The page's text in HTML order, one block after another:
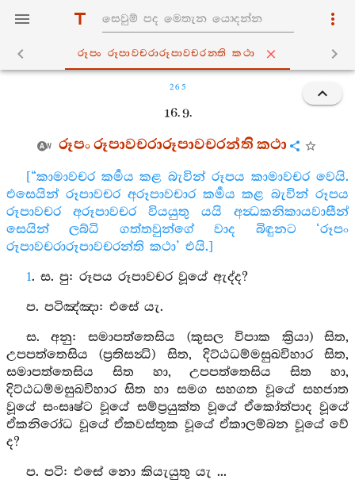
රූපං රූපාවචරාරූපාවචරන‍්ති කථා
265
16. 9.
රූපං රූපාවචරාරූපාවචරන්ති කථා
[“කාමාවචර කර්‍මය කළ බැවින් රූපය කාමාවචර වෙයි.
එසෙයින් රූපාවචර අරූපාවචාර කර්‍මය කළ බැවින් රූපය
රූපාවචර අරූපාවචර වියයුතු යයි අන්‍ධකනිකායවාසීන්
සෙයින් ලබ්ධි ගත්තවුන්ගේ වාද බිඳුනට ‘රූපං
රූපාවචරාරූපාවචරන්ති කථා’ එයි.]
1. ස. පු: රූපය රූපාවචර වූයේ ඇද්ද?
ප. පටිඤ්‍ඤා: එසේ යැ.
ස. අනු: සමාපත්තෙසිය (කුසල විපාක ක්‍රියා) සිත,
උපපත්තෙසිය (ප්‍රතිසන්‍ධි) සිත, දිට්ඨධම්මසුඛවිහාර සිත,
සමාපත්තෙසිය සිත හා, උපපත්තෙසිය සිත හා,
දිට්ඨධම්මසුඛවිහාර සිත හා සමග සහගත වූයේ සහජාත
වූයේ සංසෘෂ්ට වූයේ සම්ප්‍රයුක්ත වූයේ ඒකෝත්පාද වූයේ
ඒකනිරෝධ වූයේ ඒකවස්තුක වූයේ ඒකාලම්බන වූයේ වේ
ද?
ප. පටි: එසේ නො කියැයුතු යැ ...